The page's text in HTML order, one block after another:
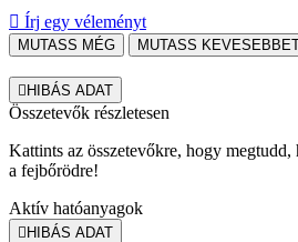
 Írj egy véleményt
MUTASS MÉG MUTASS
 HIBÁS ADAT
Összetevők részletesen
Kattints az összetevőkre, hogy megtudd,
a fejbőrödre!
Aktív hatóanyagok
 HIBÁS ADAT